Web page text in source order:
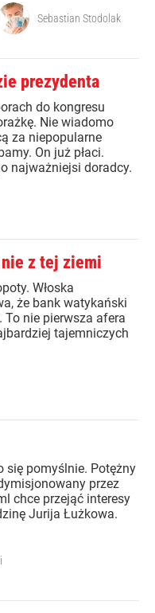
Sebastian Stodolak
prezydenta
do kongresu
Nie wiadomo
za niepopularne
On już płaci.
najważniejsi doradcy.
z tej ziemi
Włoska
że bank watykański
To nie pierwsza afera
tajemniczych
się pomyślnie. Potężny
przez
chce przejąć interesy
Jurija Łużkowa.